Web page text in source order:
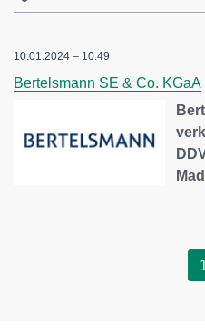
10.01.2024 – 10:49
Bertelsmann SE & Co. KGaA